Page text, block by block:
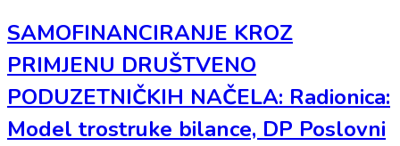
SAMOFINANCIRANJE KROZ
PRIMJENU DRUŠTVENO
PODUZETNIČKIH NAČELA: Radionica:
Model trostruke bilance, DP Poslovni